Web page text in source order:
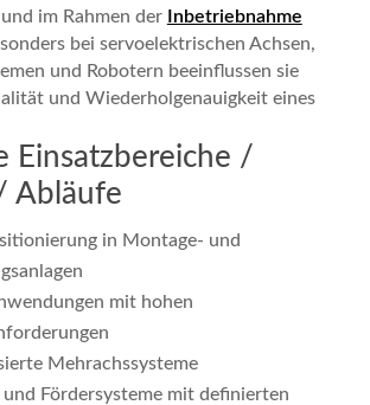
im Rahmen der
Inbetriebnahme
bei servoelektrischen Achsen,
und Robotern beeinflussen sie
und Wiederholgenauigkeit eines
Einsatzbereiche /
Abläufe
in Montage- und
mit hohen
Mehrachssysteme
Fördersysteme mit definierten